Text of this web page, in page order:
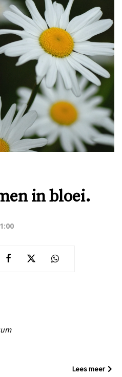
in bloei.
Lees meer